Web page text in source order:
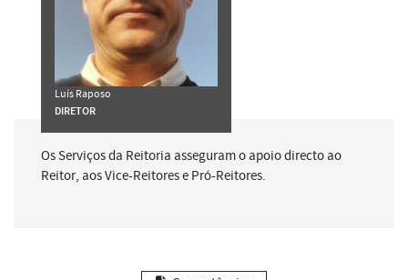
Luís Raposo
DIRETOR
Os Serviços da Reitoria asseguram o apoio directo ao
Reitor, aos Vice-Reitores e Pró-Reitores.